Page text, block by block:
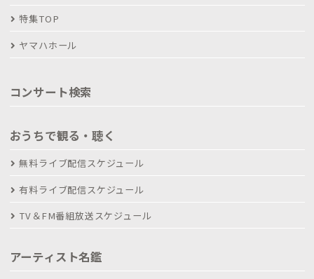
特集TOP
ヤマハホール
コンサート検索
おうちで観る・聴く
無料ライブ配信スケジュール
有料ライブ配信スケジュール
TV＆FM番組放送スケジュール
アーティスト名鑑